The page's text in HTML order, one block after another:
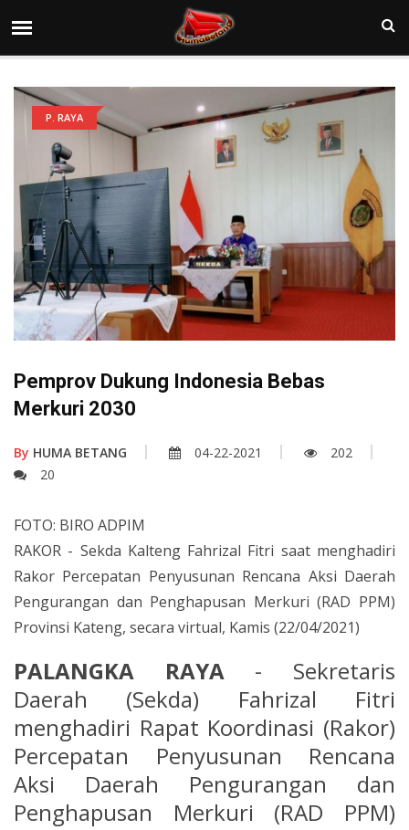
P. RAYA
Pemprov Dukung Indonesia Bebas
Merkuri 2030
By HUMA BETANG 04-22-2021
202
20
FOTO: BIRO ADPIM
RAKOR - Sekda Kalteng Fahrizal Fitri saat menghadiri
Rakor Percepatan Penyusunan Rencana Aksi Daerah
Pengurangan dan Penghapusan Merkuri (RAD PPM)
Provinsi Kateng, secara virtual, Kamis (22/04/2021)
PALANGKA RAYA - Sekretaris
Daerah (Sekda) Fahrizal Fitri
menghadiri Rapat Koordinasi (Rakor)
Percepatan Penyusunan Rencana
Aksi Daerah Pengurangan dan
Penghapusan Merkuri (RAD PPM)